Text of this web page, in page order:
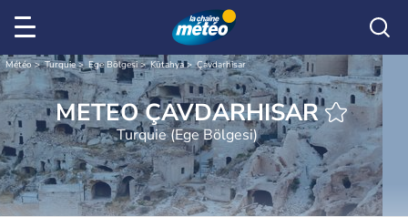
Météo Turquie Ege Bölgesi Kütahya Çavdarhisar
METEO ÇAVDARHISAR
Turquie (Ege Bölgesi)